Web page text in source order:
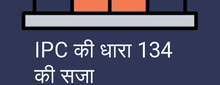
IPC की धारा 134
की सजा